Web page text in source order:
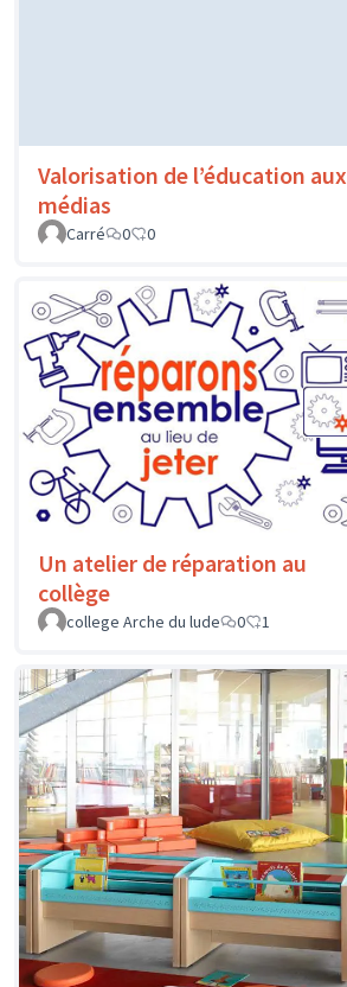
Valorisation de l’éducation aux
médias
Carré
0 0
Un atelier de réparation au
collège
college Arche du lude
0 1